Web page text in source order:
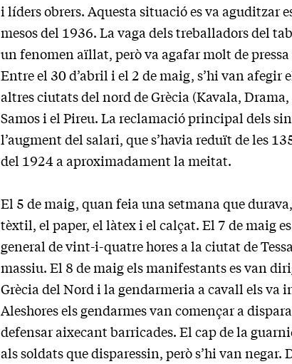
i líders obrers. Aquesta situació es va aguditzar
mesos del 1936. La vaga dels treballadors del
un fenomen aïllat, però va agafar molt de
Entre el 30 d’abril i el 2 de maig, s’hi van afegir
altres ciutats del nord de Grècia (Kavala,
Samos i el Pireu. La reclamació principal dels
l’augment del salari, que s’havia reduït de les
del 1924 a aproximadament la meitat.
El 5 de maig, quan feia una setmana que
tèxtil, el paper, el làtex i el calçat. El 7 de maig
general de vint-i-quatre hores a la ciutat de
massiu. El 8 de maig els manifestants es van
Grècia del Nord i la gendarmeria a cavall els va
Aleshores els gendarmes van començar a
defensar aixecant barricades. El cap de la
als soldats que disparessin, però s’hi van negar.